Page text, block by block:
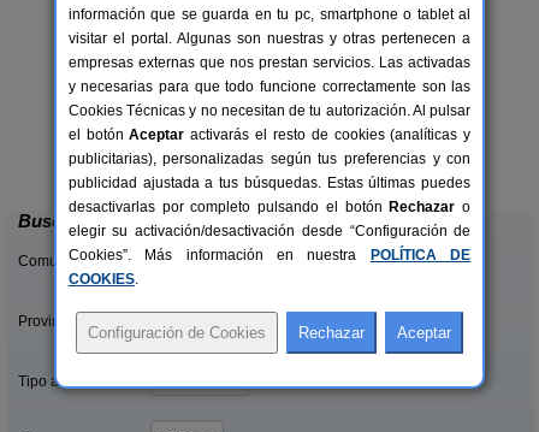
18+4 pers.
desde37 €
Complexo Alameda
Viveiro (Lugo)
Buscar
Comunidades:
Provincias/Islas:
Tipo alquiler:
información que se guarda en tu pc, smartphone o tablet al
visitar el portal. Algunas son nuestras y otras pertenecen a
empresas externas que nos prestan servicios. Las activadas
y necesarias para que todo funcione correctamente son las
Cookies Técnicas y no necesitan de tu autorización. Al pulsar
el botónAceptar activarás el resto de cookies (analíticas y
publicitarias), personalizadas según tus preferencias y con
publicidad ajustada a tus búsquedas. Estas últimas puedes
desactivarlas por completo pulsando el botón Rechazar o
elegir su activación/desactivación desde “Configuración de
Cookies”. Más información en nuestra
POLÍTICA DE
COOKIES.